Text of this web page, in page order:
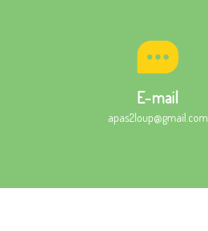
E-mail
apas2loup@gmail.com